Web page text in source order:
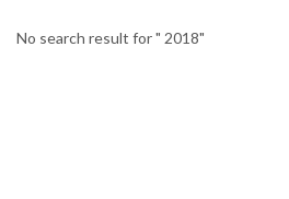
No search result for " 2018"